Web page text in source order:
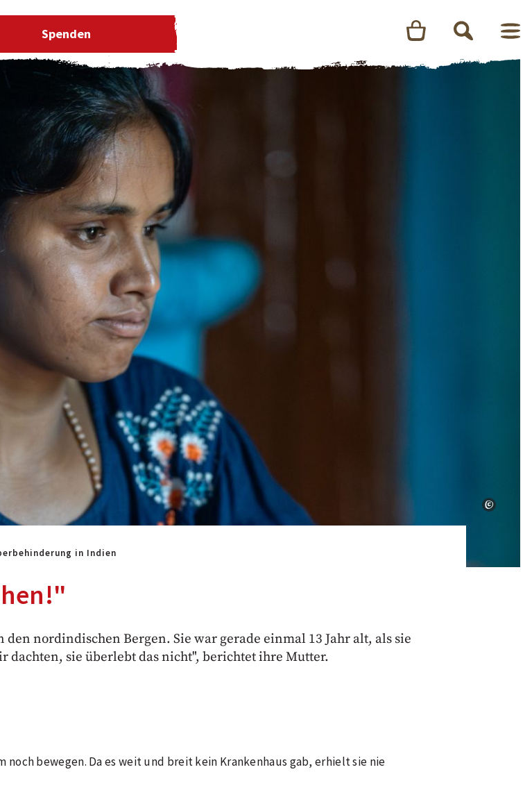
Spenden
in Indien
nordindischen Bergen. Sie war gerade einmal 13 Jahr alt, als sie
sie überlebt das nicht", berichtet ihre Mutter.
bewegen. Da es weit und breit kein Krankenhaus gab, erhielt sie nie